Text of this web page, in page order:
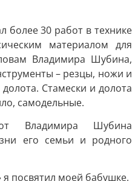
более 30 работ в технике
материалом для
Владимира Шубина,
– резцы, ножи и
Стамески и долота
самодельные.
Владимира Шубина
его семьи и родного
посвятил моей бабушке.